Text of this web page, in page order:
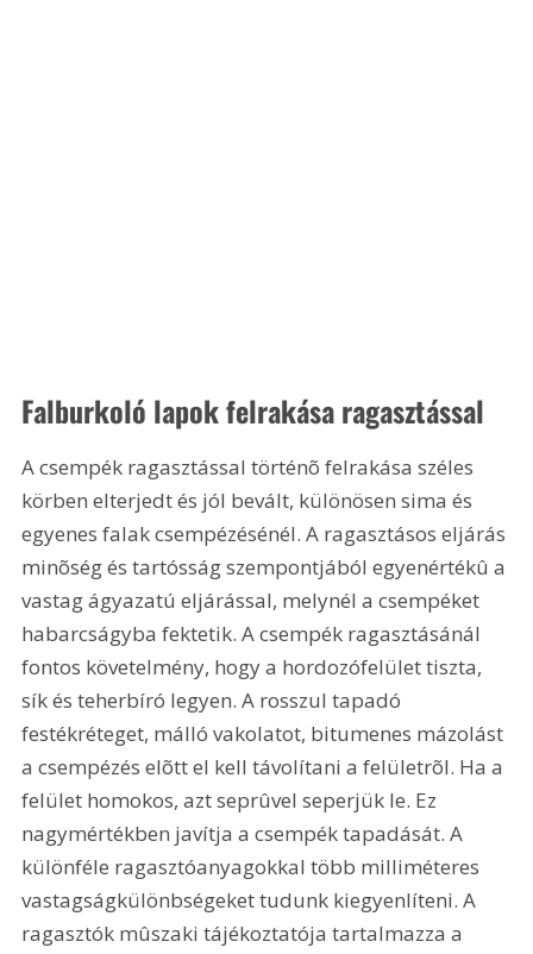
Falburkoló lapok felrakása ragasztással
A csempék ragasztással történõ felrakása széles
körben elterjedt és jól bevált, különösen sima és
egyenes falak csempézésénél. A ragasztásos eljárás
minõség és tartósság szempontjából egyenértékû a
vastag ágyazatú eljárással, melynél a csempéket
habarcságyba fektetik. A csempék ragasztásánál
fontos követelmény, hogy a hordozófelület tiszta,
sík és teherbíró legyen. A rosszul tapadó
festékréteget, málló vakolatot, bitumenes mázolást
a csempézés elõtt el kell távolítani a felületrõl. Ha a
felület homokos, azt seprûvel seperjük le. Ez
nagymértékben javítja a csempék tapadását. A
különféle ragasztóanyagokkal több milliméteres
vastagságkülönbségeket tudunk kiegyenlíteni. A
ragasztók mûszaki tájékoztatója tartalmazza a